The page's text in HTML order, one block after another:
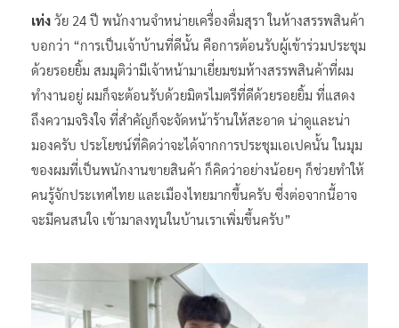
เท่ง วัย 24 ปี พนักงานจำหน่ายเครื่องดื่มสุรา ในห้างสรรพสินค้า
บอกว่า “การเป็นเจ้าบ้านที่ดีนั้น คือการต้อนรับผู้เข้าร่วมประชุม
ด้วยรอยยิ้ม สมมุติว่ามีเจ้าหน้ามาเยี่ยมชมห้างสรรพสินค้าที่ผม
ทำงานอยู่ ผมก็จะต้อนรับด้วยมิตรไมตรีที่ดีด้วยรอยยิ้ม ที่แสดง
ถึงความจริงใจ ที่สำคัญก็จะจัดหน้าร้านให้สะอาด น่าดูและน่า
มองครับ ประโยชน์ที่คิดว่าจะได้จากการประชุมเอเปคนั้น ในมุม
ของผมที่เป็นพนักงานขายสินค้า ก็คิดว่าอย่างน้อยๆ ก็ช่วยทำให้
คนรู้จักประเทศไทย และเมืองไทยมากขึ้นครับ ซึ่งต่อจากนี้อาจ
จะมีคนสนใจ เข้ามาลงทุนในบ้านเราเพิ่มขึ้นครับ”